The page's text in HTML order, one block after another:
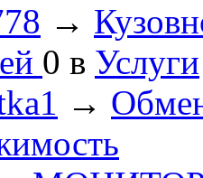
→
0 в Услуги
→